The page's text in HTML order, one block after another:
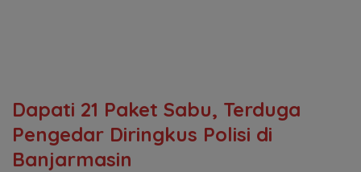
Dapati 21 Paket Sabu, Terduga
Pengedar Diringkus Polisi di
Banjarmasin